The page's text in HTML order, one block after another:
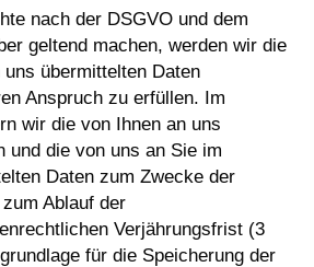
nach der DSGVO und dem
geltend machen, werden wir die
übermittelten Daten
Anspruch zu erfüllen. Im
wir die von Ihnen an uns
und die von uns an Sie im
Daten zum Zwecke der
Ablauf der
Verjährungsfrist (3
für die Speicherung der